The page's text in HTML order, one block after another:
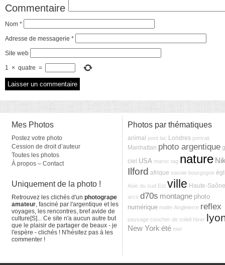
Commentaire
Nom *
Adresse de messagerie *
Site web
1 × quatre =
Mes Photos
Postez votre photo
Cession de droit d’auteur
Toutes les photos
À propos – Contact
Uniquement de la photo !
Retrouvez les clichés d'un photogrape
amateur, fasciné par l'argentique et les
voyages, les rencontres, bref avide de
culture[S]... Ce site n'a aucun autre but
que le plaisir de partager de beaux - je
l'espère - clichés ! N'hésitez pas à les
commenter !
Photos par thématiques
animal pont lac Londres portrait
Manhattan photo argentique
ciel USA maroc tag nature
Ilford afrique savoie bourgogne
Asie du sud Est ville Haute-Saône
arcs d70s montagne photo
numérique malte Angleterre reflex
paysage coucher de soleil hiver
New York été mer